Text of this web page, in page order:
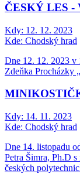
ČESKÝ LES -
Kdy: 12. 12. 2023
Kde: Chodský hrad
Dne 12. 12. 2023 v
Zdeňka Procházky
Kdy: 14. 11. 2023
Kde: Chodský hrad
Dne 14. listopadu
Petra Šimra, Ph.D
českých